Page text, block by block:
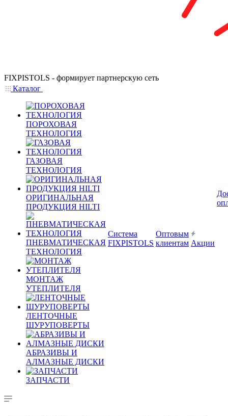
FIXPISTOLS - формирует партнерскую сеть
Каталог
ПОРОХОВАЯ
ТЕХНОЛОГИЯ
ГАЗОВАЯ
ТЕХНОЛОГИЯ
ОРИГИНАЛЬНАЯ
ПРОДУКЦИЯ HILTI
ПНЕВМАТИЧЕСКАЯ
ТЕХНОЛОГИЯ
МОНТАЖ
УТЕПЛИТЕЛЯ
ЛЕНТОЧНЫЕ
ШУРУПОВЕРТЫ
АБРАЗИВЫ И
АЛМАЗНЫЕ ДИСКИ
ЗАПЧАСТИ
Система
FIXPISTOLS
Оптовым
клиентам Акции